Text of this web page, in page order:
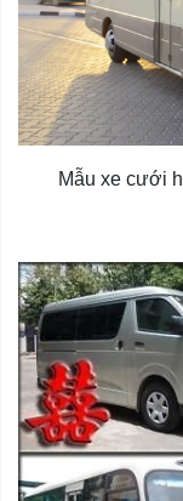
Mẫu xe cưới